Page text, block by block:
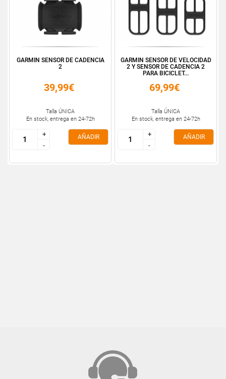
GARMIN SENSOR DE CADENCIA
2
39,99€
Talla ÚNICA
En stock, entrega en 24-72h
+
-
+
-
AÑADIR
GARMIN SENSOR DE VELOCIDAD
2 Y SENSOR DE CADENCIA 2
PARA BICICLET...
69,99€
Talla ÚNICA
En stock, entrega en 24-72h
+
-
+
-
AÑADIR